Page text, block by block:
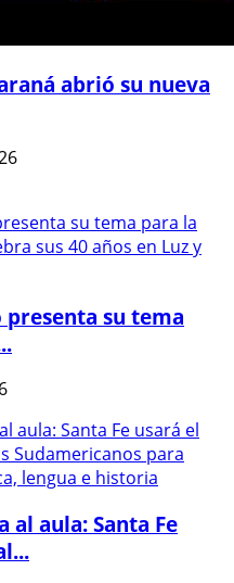
abrió su nueva
su tema
al aula: Santa Fe